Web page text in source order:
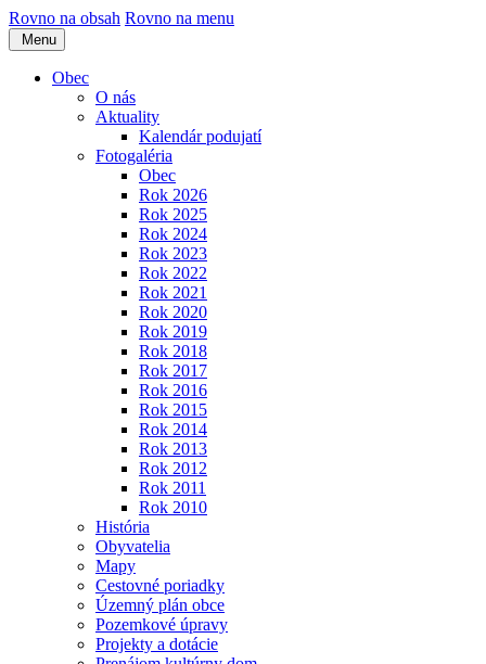
Rovno na obsah Rovno na menu
Menu
Obec
O nás
Aktuality
Kalendár podujatí
Fotogaléria
Obec
Rok 2026
Rok 2025
Rok 2024
Rok 2023
Rok 2022
Rok 2021
Rok 2020
Rok 2019
Rok 2018
Rok 2017
Rok 2016
Rok 2015
Rok 2014
Rok 2013
Rok 2012
Rok 2011
Rok 2010
História
Obyvatelia
Mapy
Cestovné poriadky
Územný plán obce
Pozemkové úpravy
Projekty a dotácie